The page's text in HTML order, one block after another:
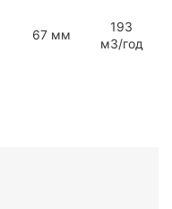
67 мм
193
мЗ/год